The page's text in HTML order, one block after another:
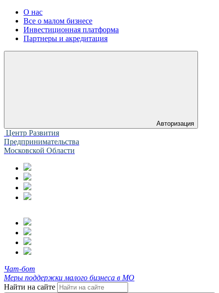
О нас
Все о малом бизнесе
Инвестиционная платформа
Партнеры и акредитация
Авторизация
Центр Развития
Предпринимательства
Московской Области
Чат-бот
Меры поддержки малого бизнеса в МО
Найти на сайте